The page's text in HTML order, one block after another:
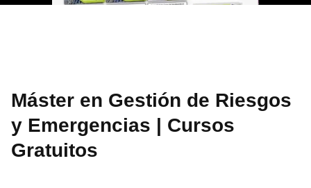
Máster en Gestión de Riesgos
y Emergencias | Cursos
Gratuitos